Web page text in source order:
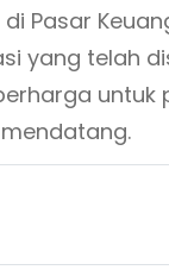
Pasar
yang telah
untuk